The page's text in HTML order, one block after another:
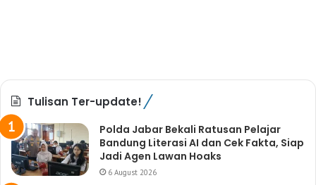
Tulisan Ter-update!
Polda Jabar Bekali Ratusan Pelajar
Bandung Literasi AI dan Cek Fakta, Siap
Jadi Agen Lawan Hoaks
6 August 2026